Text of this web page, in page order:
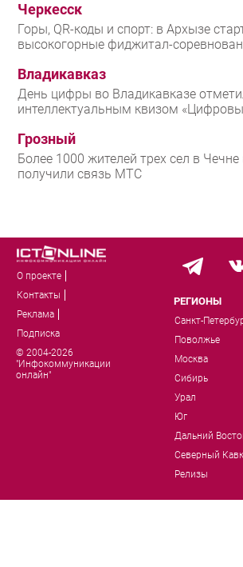
Черкесск
Горы, QR-коды и спорт: в Архызе
высокогорные фиджитал-
Владикавказ
День цифры во Владикавказе
интеллектуальным квизом
Грозный
Более 1000 жителей трех сел в
получили связь МТС
О проекте
Контакты
Реклама
Подписка
© 2004-2026
"Инфокоммуникации
онлайн"
РЕГИОНЫ
Санкт-
Поволжье
Москва
Сибирь
Урал
Юг
Дальний
Северный
Релизы